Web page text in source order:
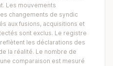
Les mouvements
changements de syndic
aux fusions, acquisitions et
sont exclus. Le registre
les déclarations des
la réalité. Le nombre de
comparaison est mesuré